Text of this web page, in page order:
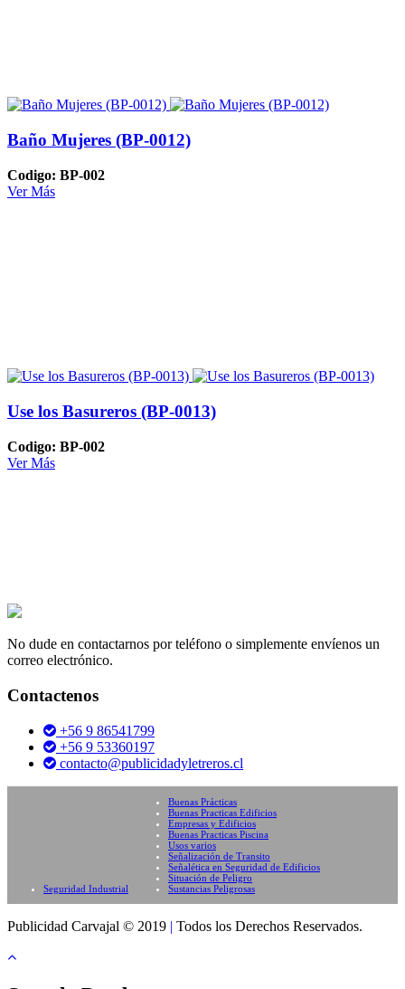
Baño Mujeres (BP-0012)
Codigo: BP-002
Ver Más
Use los Basureros (BP-0013)
Codigo: BP-002
Ver Más
No dude en contactarnos por teléfono o simplemente envíenos un
correo electrónico.
Contactenos
+56 9 86541799
+56 9 53360197
contacto@publicidadyletreros.cl
Seguridad Industrial
Buenas Prácticas
Buenas Practicas Edificios
Empresas y Edificios
Buenas Practicas Piscina
Usos varios
Señalización de Transito
Señalética en Seguridad de Edificios
Situación de Peligro
Sustancias Peligrosas
Publicidad Carvajal © 2019 | Todos los Derechos Reservados.